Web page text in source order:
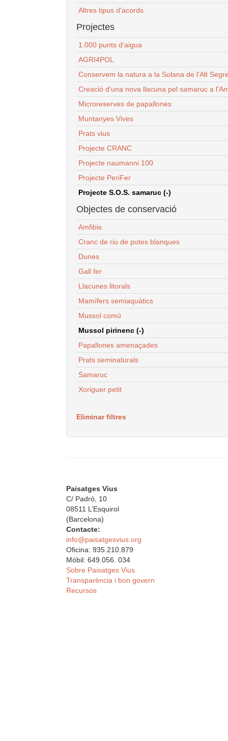
Altres tipus d'acords
Projectes
1.000 punts d'aigua
AGRI4POL
Conservem la natura a la Solana de l'Alt
Creació d'una nova llacuna pel samaruc a
Microreserves de papallones
Muntanyes Vives
Prats vius
Projecte CRANC
Projecte naumanni 100
Projecte PeriFer
Projecte S.O.S. samaruc (-)
Objectes de conservació
Amfibis
Cranc de riu de potes blanques
Dunes
Gall fer
Llacunes litorals
Mamífers semiaquàtics
Mussol comú
Mussol pirinenc (-)
Papallones amenaçades
Prats seminaturals
Samaruc
Xoriguer petit
Eliminar filtres
Paisatges Vius
C/ Padró, 10
08511 L’Esquirol
(Barcelona)
Contacte:
info@paisatgesvius.org
Oficina: 935.210.879
Mòbil: 649.056. 034
Sobre Paisatges Vius
Transparència i bon govern
Recursos